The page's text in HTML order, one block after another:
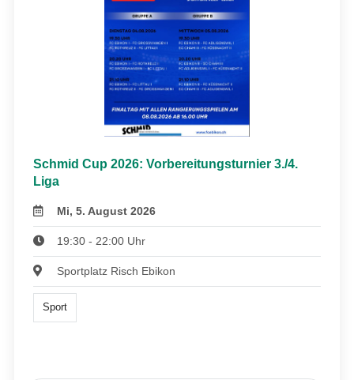
Schmid Cup 2026: Vorbereitungsturnier 3./4.
Liga
Mi, 5. August 2026
19:30 - 22:00 Uhr
Sportplatz Risch Ebikon
Sport